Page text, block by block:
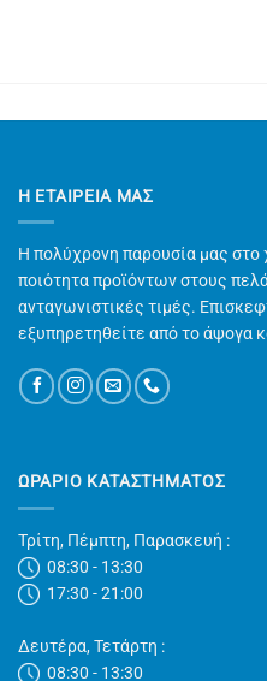
Η ΕΤΑΙΡΕΊΑ ΜΑΣ
Η πολύχρονη παρουσία μας στο
ποιότητα προϊόντων στους
ανταγωνιστικές τιμές.
εξυπηρετηθείτε από το άψογα
ΩΡΑΡΙΟ ΚΑΤΑΣΤΗΜΑΤΟΣ
Τρίτη, Πέμπτη, Παρασκευή :
08:30 - 13:30
17:30 - 21:00
Δευτέρα, Τετάρτη :
08:30 - 13:30